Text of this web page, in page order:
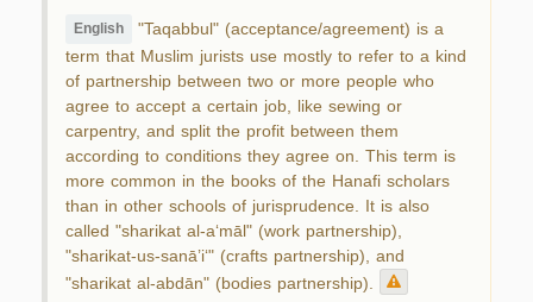
English "Taqabbul" (acceptance/agreement) is a
term that Muslim jurists use mostly to refer to a kind
of partnership between two or more people who
agree to accept a certain job, like sewing or
carpentry, and split the profit between them
according to conditions they agree on. This term is
more common in the books of the Hanafi scholars
than in other schools of jurisprudence. It is also
called "sharikat al-a‘māl" (work partnership),
"sharikat-us-sanā’i‘" (crafts partnership), and
"sharikat al-abdān" (bodies partnership).